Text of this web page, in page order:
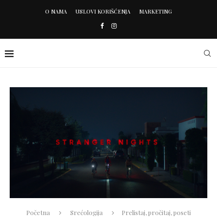
O NAMA USLOVI KORIŠĆENJA MARKETING
Početna Srećologija Prelistaj, pročitaj, poseti